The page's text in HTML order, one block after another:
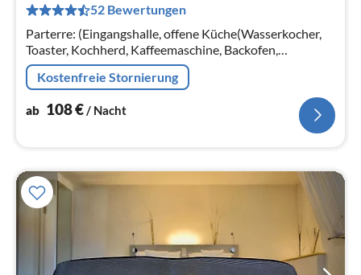
52 Bewertungen
Parterre: (Eingangshalle, offene Küche(Wasserkocher,
Toaster, Kochherd, Kaffeemaschine, Backofen,
Spülmaschine, Kühl-/Gefrierkombination)
Kostenfreie Stornierung
ab 108€ / Nacht